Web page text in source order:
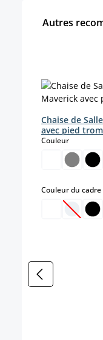
Autres
Chaise de
avec pied
Couleurselect
Couleur du cadre
(Cette